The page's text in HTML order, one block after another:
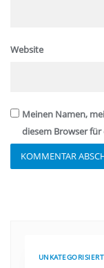
Website
Meinen Namen,
diesem Browser
UNKATEGORISIERT